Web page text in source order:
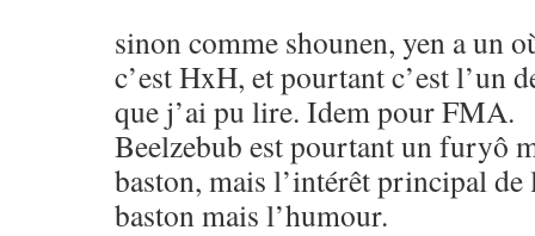
sinon comme shounen, yen a un
c’est HxH, et pourtant c’est l’un
que j’ai pu lire. Idem pour FMA.
Beelzebub est pourtant un furyô
baston, mais l’intérêt principal de
baston mais l’humour.